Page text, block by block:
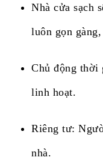
Nhà cửa sạch
luôn gọn
Chủ động thời
linh hoạt.
Riêng tư:
nhà.